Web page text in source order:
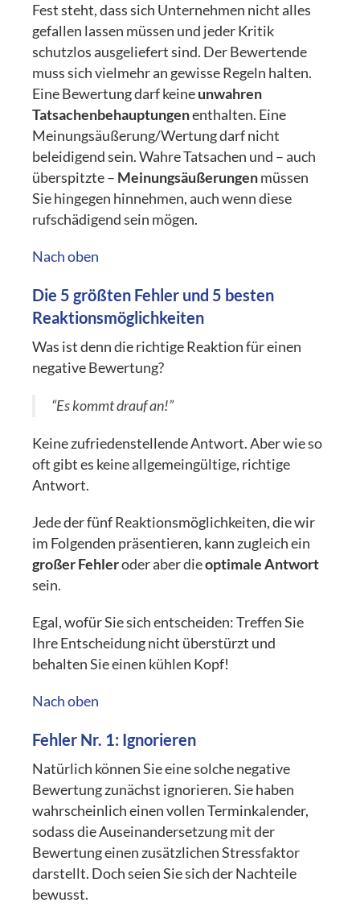
Fest steht, dass sich Unternehmen nicht alles
gefallen lassen müssen und jeder Kritik
schutzlos ausgeliefert sind. Der Bewertende
muss sich vielmehr an gewisse Regeln halten.
Eine Bewertung darf keineunwahren
Tatsachenbehauptungenenthalten. Eine
Meinungsäußerung/Wertung darf nicht
beleidigend sein. Wahre Tatsachen und – auch
überspitzte – Meinungsäußerungenmüssen
Sie hingegen hinnehmen, auch wenn diese
rufschädigend sein mögen.
Nach oben
Die 5 größten Fehler und 5 besten
Reaktionsmöglichkeiten
Was ist denn die richtige Reaktion für einen
negative Bewertung?
“Es kommt drauf an!”
Keine zufriedenstellende Antwort. Aber wie so
oft gibt es keine allgemeingültige, richtige
Antwort.
Jede der fünf Reaktionsmöglichkeiten, die wir
im Folgenden präsentieren, kann zugleich ein
großer Fehleroder aber dieoptimale Antwort
sein.
Egal, wofür Sie sich entscheiden: Treffen Sie
Ihre Entscheidung nicht überstürzt und
behalten Sie einen kühlen Kopf!
Nach oben
Fehler Nr. 1: Ignorieren
Natürlich können Sie eine solche negative
Bewertung zunächst ignorieren. Sie haben
wahrscheinlich einen vollen Terminkalender,
sodass die Auseinandersetzung mit der
Bewertung einen zusätzlichen Stressfaktor
darstellt. Doch seien Sie sich der Nachteile
bewusst.